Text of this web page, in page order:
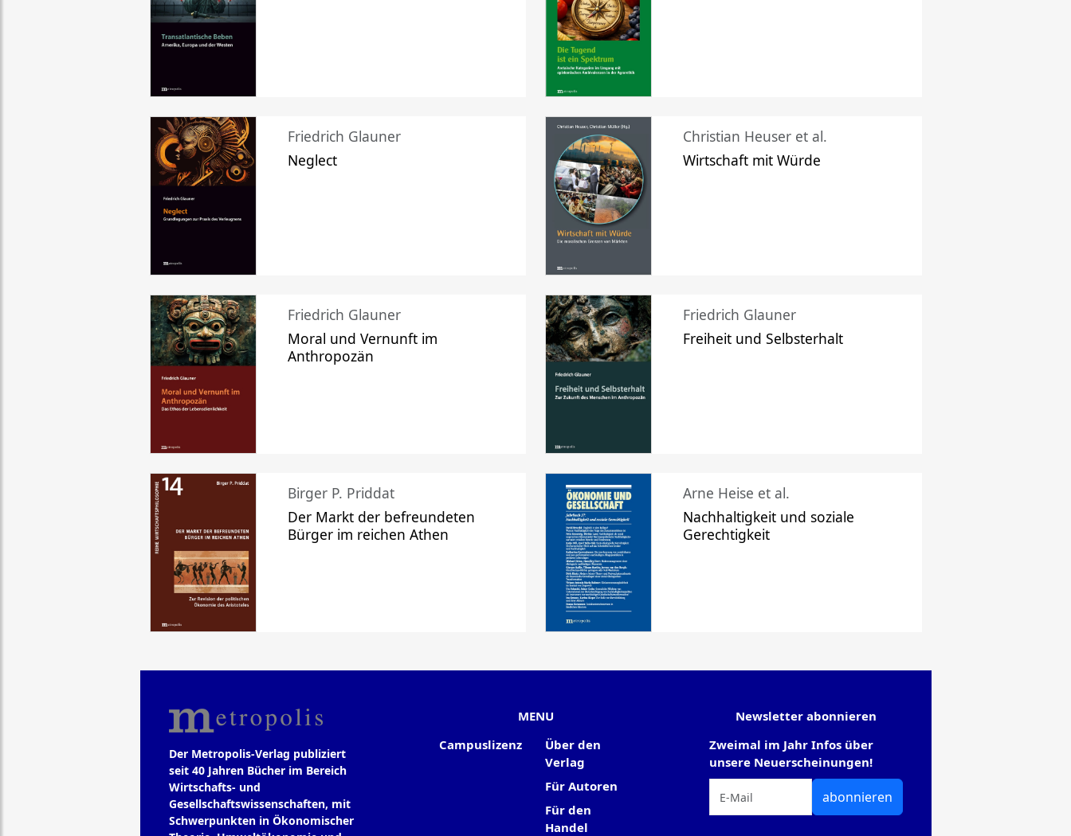
Friedrich Glauner
Neglect
Christian Heuser et al.
Wirtschaft mit Würde
Friedrich Glauner
Moral und Vernunft im
Anthropozän
Friedrich Glauner
Freiheit und Selbsterhalt
Birger P. Priddat
Der Markt der befreundeten
Bürger im reichen Athen
Arne Heise et al.
Nachhaltigkeit und soziale
Gerechtigkeit
Der Metropolis-Verlag publiziert
seit 40 Jahren Bücher im Bereich
Wirtschafts- und
Gesellschaftswissenschaften, mit
Schwerpunkten in Ökonomischer
MENU
Campuslizenz
Über den
Verlag
Für Autoren
Für den
Handel
Newsletter abonnieren
Zweimal im Jahr Infos über
unsere Neuerscheinungen!
abonnieren